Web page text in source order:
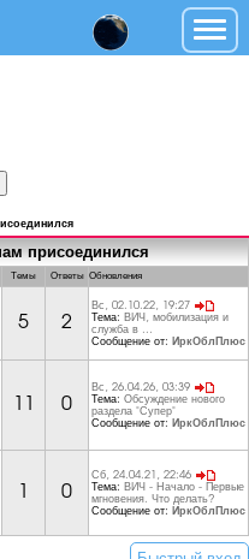
присоединился
Темы Ответы Обновления
5 2
Вс, 02.10.22, 19:27
Тема: ВИЧ, мобилизация и
служба в ...
Сообщение от: ИркОблПлюс
0
Вс, 26.04.26, 03:39
Тема: Обсуждение нового
раздела "Супер"
Сообщение от: ИркОблПлюс
0
Сб, 24.04.21, 22:46
Тема: ВИЧ - Начало - Первые
мгновения. Что делать?
Сообщение от: ИркОблПлюс